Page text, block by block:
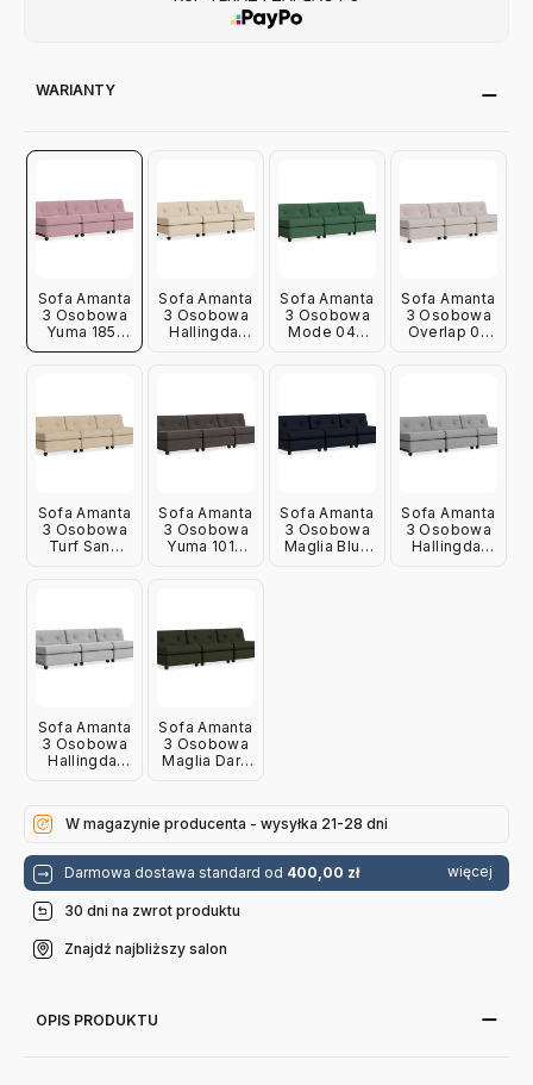
WARIANTY
Sofa Amanta
3 Osobowa
Yuma 1851
Hay
Sofa Amanta
3 Osobowa
Hallingdal
Sofa Amanta
3 Osobowa
Mode 040
Sofa Amanta
3 Osobowa
Overlap 05
Sofa Amanta
3 Osobowa
Turf Sand
Sofa Amanta
3 Osobowa
Yuma 1010
Sofa Amanta
3 Osobowa
Maglia Blue
Sofa Amanta
3 Osobowa
Hallingdal
Sofa Amanta
3 Osobowa
Hallingdal
Sofa Amanta
3 Osobowa
Maglia Dark
W magazynie producenta - wysyłka 21-28 dni
Darmowa dostawa standard od 400,00 zł więcej
30 dni na zwrot produktu
Znajdź najbliższy salon
OPIS PRODUKTU